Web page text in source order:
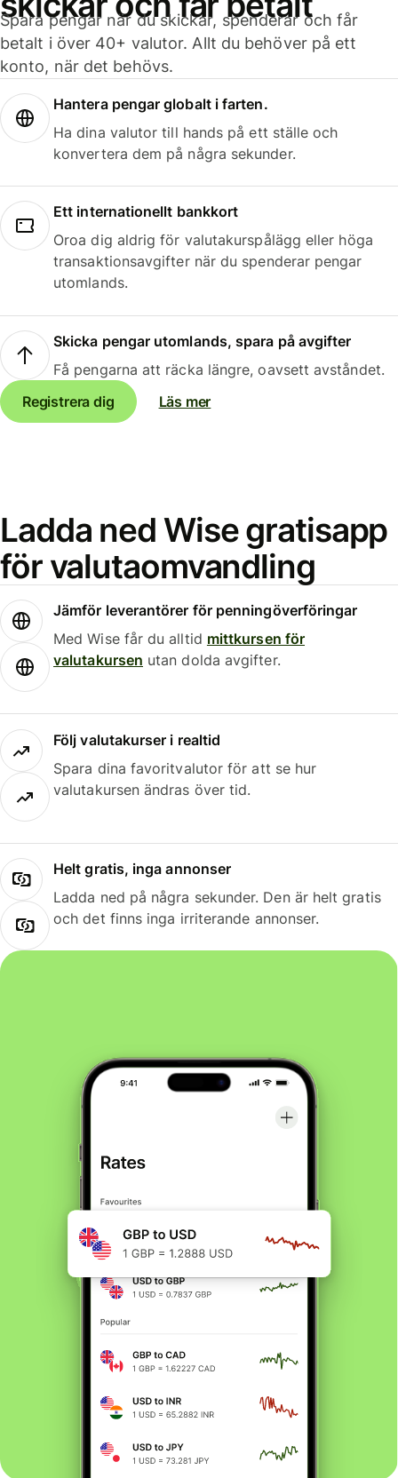
Spara pengar när du skickar, spenderar och får
betalt i över 40+ valutor. Allt du behöver på ett
konto, när det behövs.
Hantera pengar globalt i farten.
Ha dina valutor till hands på ett ställe och
konvertera dem på några sekunder.
Ett internationellt bankkort
Oroa dig aldrig för valutakurspålägg eller höga
transaktionsavgifter när du spenderar pengar
utomlands.
Skicka pengar utomlands, spara på avgifter
Få pengarna att räcka längre, oavsett avståndet.
Registrera dig
Läs mer
Ladda ned Wise gratisapp
för valutaomvandling
Jämför leverantörer för penningöverföringar
Med Wise får du alltid mittkursen för
valutakursen utan dolda avgifter.
Följ valutakurser i realtid
Spara dina favoritvalutor för att se hur
valutakursen ändras över tid.
Helt gratis, inga annonser
Ladda ned på några sekunder. Den är helt gratis
och det finns inga irriterande annonser.